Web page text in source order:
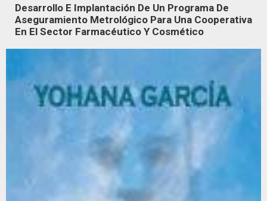
Desarrollo E Implantación De Un Programa De
Aseguramiento Metrológico Para Una Cooperativa
En El Sector Farmacéutico Y Cosmético